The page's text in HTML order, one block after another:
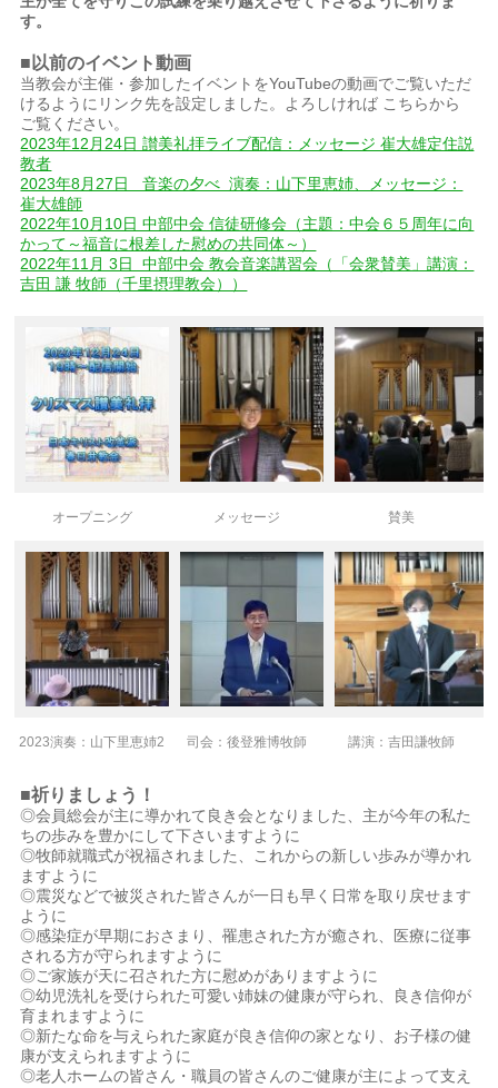
す。
■以前のイベント動画
当教会が主催・参加したイベントをYouTubeの動画でご覧いただ
けるようにリンク先を設定しました。よろしければ こちらから
ご覧ください。
2023年12月24日 讃美礼拝ライブ配信：メッセージ 崔大雄定住説
教者
2023年8月27日 音楽の夕べ 演奏：山下里恵姉、メッセージ：
崔大雄師
2022年10月10日 中部中会 信徒研修会（主題：中会６５周年に向
かって～福音に根差した慰めの共同体～）
2022年11月 3日 中部中会 教会音楽講習会（「会衆賛美」講演：
吉田 謙 牧師（千里摂理教会））
オープニング メッセージ 賛美
2023演奏：山下里恵姉2 司会：後登雅博牧師 講演：吉田謙牧師
■祈りましょう！
◎会員総会が主に導かれて良き会となりました、主が今年の私た
ちの歩みを豊かにして下さいますように
◎牧師就職式が祝福されました、これからの新しい歩みが導かれ
ますように
◎震災などで被災された皆さんが一日も早く日常を取り戻せます
ように
◎感染症が早期におさまり、罹患された方が癒され、医療に従事
される方が守られますように
◎ご家族が天に召された方に慰めがありますように
◎幼児洗礼を受けられた可愛い姉妹の健康が守られ、良き信仰が
育まれますように
◎新たな命を与えられた家庭が良き信仰の家となり、お子様の健
康が支えられますように
◎老人ホームの皆さん・職員の皆さんのご健康が主によって支え